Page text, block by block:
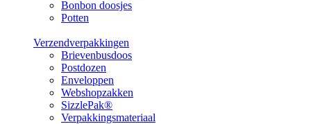
Bonbon doosjes
Potten
Verzendverpakkingen
Brievenbusdoos
Postdozen
Enveloppen
Webshopzakken
SizzlePak®
Verpakkingsmateriaal